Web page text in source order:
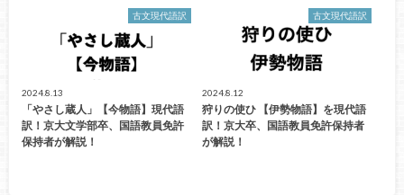
古文現代語訳
2024.8.13
「やさし蔵人」【今物語】現代語
訳！京大文学部卒、国語教員免許
保持者が解説！
古文現代語訳
2024.8.12
狩りの使ひ 【伊勢物語】を現代語
訳！京大卒、国語教員免許保持者
が解説！